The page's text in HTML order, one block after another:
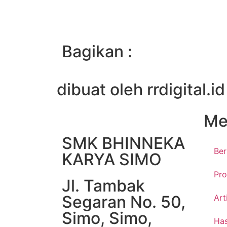
Bagikan :
dibuat oleh rrdigital.id
SMK BHINNEKA
KARYA SIMO
Jl. Tambak
Segaran No. 50,
Simo, Simo,